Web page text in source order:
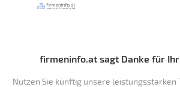
firmeninfo.at sagt Danke für
Nutzen Sie künftig unsere leistungsstarken